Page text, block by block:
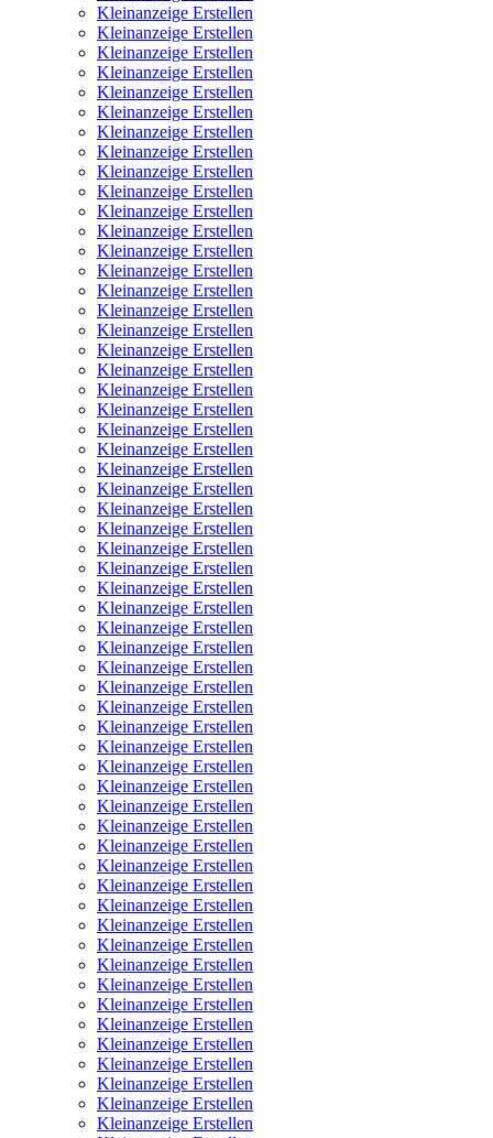
Kleinanzeige Erstellen
Kleinanzeige Erstellen
Kleinanzeige Erstellen
Kleinanzeige Erstellen
Kleinanzeige Erstellen
Kleinanzeige Erstellen
Kleinanzeige Erstellen
Kleinanzeige Erstellen
Kleinanzeige Erstellen
Kleinanzeige Erstellen
Kleinanzeige Erstellen
Kleinanzeige Erstellen
Kleinanzeige Erstellen
Kleinanzeige Erstellen
Kleinanzeige Erstellen
Kleinanzeige Erstellen
Kleinanzeige Erstellen
Kleinanzeige Erstellen
Kleinanzeige Erstellen
Kleinanzeige Erstellen
Kleinanzeige Erstellen
Kleinanzeige Erstellen
Kleinanzeige Erstellen
Kleinanzeige Erstellen
Kleinanzeige Erstellen
Kleinanzeige Erstellen
Kleinanzeige Erstellen
Kleinanzeige Erstellen
Kleinanzeige Erstellen
Kleinanzeige Erstellen
Kleinanzeige Erstellen
Kleinanzeige Erstellen
Kleinanzeige Erstellen
Kleinanzeige Erstellen
Kleinanzeige Erstellen
Kleinanzeige Erstellen
Kleinanzeige Erstellen
Kleinanzeige Erstellen
Kleinanzeige Erstellen
Kleinanzeige Erstellen
Kleinanzeige Erstellen
Kleinanzeige Erstellen
Kleinanzeige Erstellen
Kleinanzeige Erstellen
Kleinanzeige Erstellen
Kleinanzeige Erstellen
Kleinanzeige Erstellen
Kleinanzeige Erstellen
Kleinanzeige Erstellen
Kleinanzeige Erstellen
Kleinanzeige Erstellen
Kleinanzeige Erstellen
Kleinanzeige Erstellen
Kleinanzeige Erstellen
Kleinanzeige Erstellen
Kleinanzeige Erstellen
Kleinanzeige Erstellen